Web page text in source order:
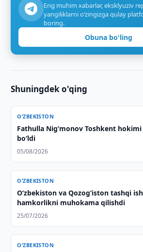
Eng muhim xabarlar, eksklyuziv
yangiliklarni o‘zingizga qulay
boring.
Obuna bo'ling
Shuningdek o'qing
O‘ZBEKISTON
Fathulla Nig‘monov Toshkent
bo‘ldi
05/08/2026
O‘ZBEKISTON
Oʻzbekiston va Qozogʻiston tashqi
hamkorlikni muhokama qilishdi
25/07/2026
O‘ZBEKISTON